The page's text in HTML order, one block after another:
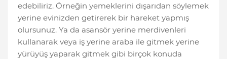
edebiliriz. Örneğin yemeklerini dışarıdan söylemek
yerine evinizden getirerek bir hareket yapmış
olursunuz. Ya da asansör yerine merdivenleri
kullanarak veya iş yerine araba ile gitmek yerine
yürüyüş yaparak gitmek gibi birçok konuda